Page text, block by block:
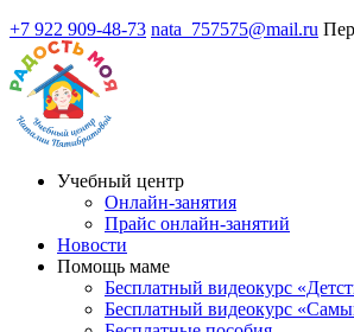
+7 922 909-48-73 nata_757575@mail.ru
Учебный центр
Онлайн-занятия
Прайс онлайн-занятий
Новости
Помощь маме
Бесплатный видеокурс
Бесплатный видеокурс